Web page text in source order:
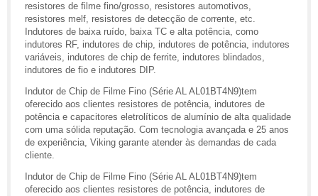
resistores de filme fino/grosso, resistores automotivos,
resistores melf, resistores de detecção de corrente, etc.
Indutores de baixa ruído, baixa TC e alta potência, como
indutores RF, indutores de chip, indutores de potência, indutores
variáveis, indutores de chip de ferrite, indutores blindados,
indutores de fio e indutores DIP.
Indutor de Chip de Filme Fino (Série AL AL01BT4N9)tem
oferecido aos clientes resistores de potência, indutores de
potência e capacitores eletrolíticos de alumínio de alta qualidade
com uma sólida reputação. Com tecnologia avançada e 25 anos
de experiência, Viking garante atender às demandas de cada
cliente.
Indutor de Chip de Filme Fino (Série AL AL01BT4N9)tem
oferecido aos clientes resistores de potência, indutores de